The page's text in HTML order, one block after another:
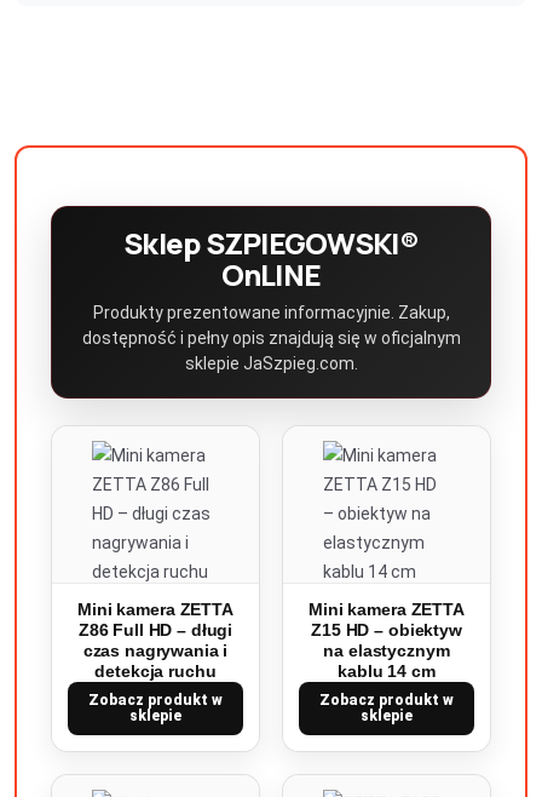
Sklep SZPIEGOWSKI®
OnLINE
Produkty prezentowane informacyjnie. Zakup,
dostępność i pełny opis znajdują się w oficjalnym
sklepie JaSzpieg.com.
Mini kamera ZETTA
Z86 Full HD – długi
czas nagrywania i
detekcja ruchu
Zobacz produkt w
sklepie
Mini kamera ZETTA
Z15 HD – obiektyw
na elastycznym
kablu 14 cm
Zobacz produkt w
sklepie